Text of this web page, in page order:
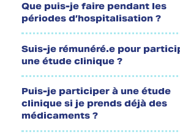
Que puis-je faire pendant les
périodes d’hospitalisation ?
Suis-je rémunéré.e pour
une étude clinique ?
Puis-je participer à une étude
clinique si je prends déjà des
médicaments ?